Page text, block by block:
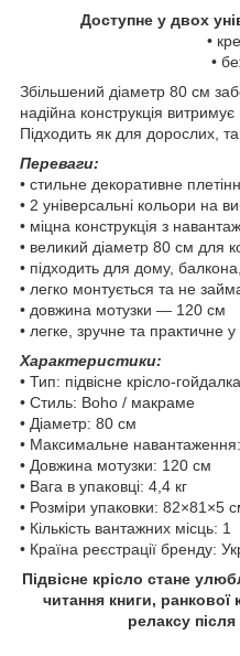
Доступне у двох
•
•
Збільшений діаметр 80 см
надійна конструкція
Підходить як для дорослих, так
Переваги:
• стильне декоративне
• 2 універсальні кольори на
• міцна конструкція з
• великий діаметр 80 см для
• підходить для дому,
• легко монтується та не
• довжина мотузки — 120 см
• легке, зручне та практичне у
Характеристики:
• Тип: підвісне крісло-гойдалка
• Стиль: Boho / макраме
• Діаметр: 80 см
• Максимальне
• Довжина мотузки: 120 см
• Вага в упаковці: 4,4 кг
• Розміри упаковки: 82×81×5
• Кількість вантажних місць: 1
• Країна реєстрації бренду:
Підвісне крісло стане
читання книги,
релаксу